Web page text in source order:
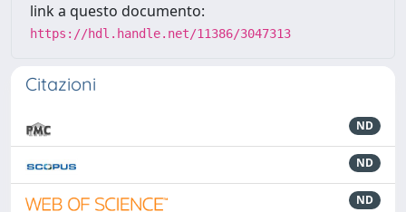
link a questo documento:
https://hdl.handle.net/11386/3047313
Citazioni
ND
ND
ND